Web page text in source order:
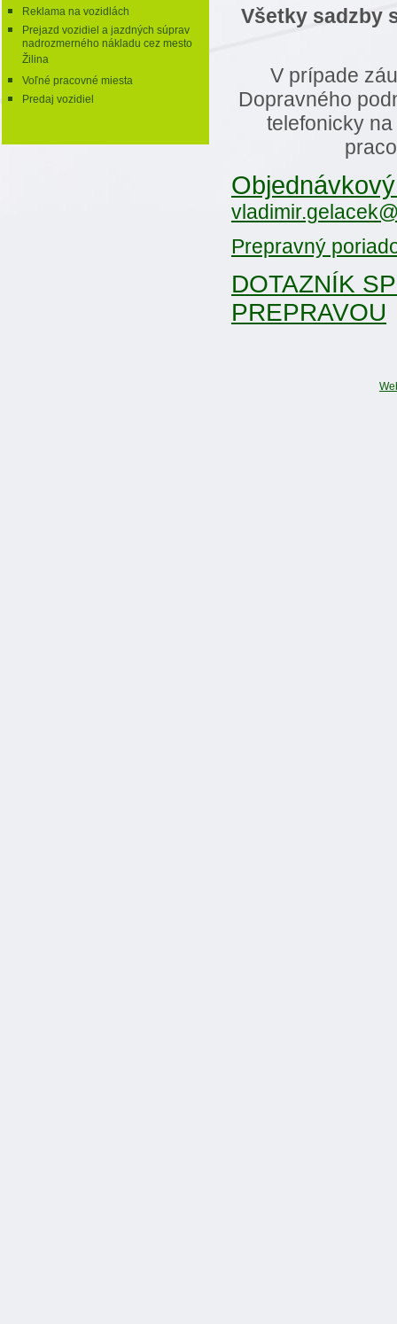
Reklama na vozidlách
Prejazd vozidiel a jazdných súprav
nadrozmerného nákladu cez mesto
Žilina
Voľné pracovné miesta
Predaj vozidiel
Všetky sadzby
V prípade
Dopravného
telefonicky
Prepravný
DOTAZNÍK
PREPRAVOU